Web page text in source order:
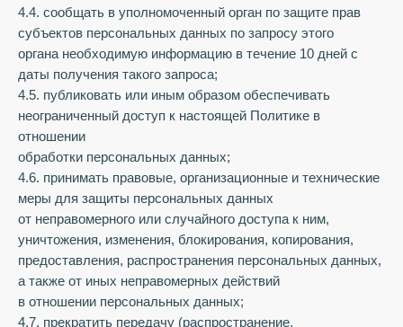
4.4. сообщать в уполномоченный орган по защите прав
субъектов персональных данных по запросу этого
органа необходимую информацию в течение 10 дней с
даты получения такого запроса;
4.5. публиковать или иным образом обеспечивать
неограниченный доступ к настоящей Политике в
отношении
обработки персональных данных;
4.6. принимать правовые, организационные и технические
меры для защиты персональных данных
от неправомерного или случайного доступа к ним,
уничтожения, изменения, блокирования, копирования,
предоставления, распространения персональных данных,
а также от иных неправомерных действий
в отношении персональных данных;
4.7. прекратить передачу (распространение,